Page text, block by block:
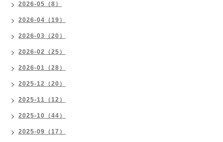
2026-05（8）
2026-04（19）
2026-03（20）
2026-02（25）
2026-01（28）
2025-12（20）
2025-11（12）
2025-10（44）
2025-09（17）